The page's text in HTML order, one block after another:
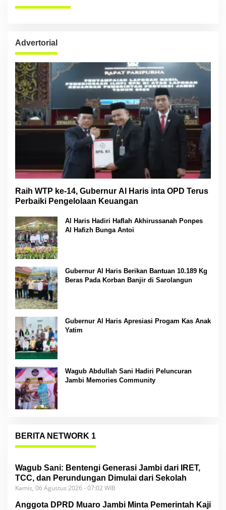
Advertorial
Raih WTP ke-14, Gubernur Al Haris inta OPD Terus
Perbaiki Pengelolaan Keuangan
Al Haris Hadiri Haflah Akhirussanah Ponpes
Al Hafizh Bunga Antoi
Gubernur Al Haris Berikan Bantuan 10.189 Kg
Beras Pada Korban Banjir di Sarolangun
Gubernur Al Haris Apresiasi Progam Kas Anak
Yatim
Wagub Abdullah Sani Hadiri Peluncuran
Jambi Memories Community
BERITA NETWORK 1
Wagub Sani: Bentengi Generasi Jambi dari IRET,
TCC, dan Perundungan Dimulai dari Sekolah
Kamis, 06 Agustus 2026 - 07:02 WIB
Anggota DPRD Muaro Jambi Minta Pemerintah Kaji